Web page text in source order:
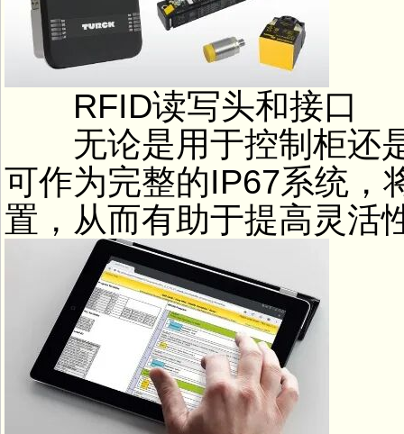
RFID读写头和接口
无论是用于控制柜还
可作为完整的IP67系统，
置，从而有助于提高灵活